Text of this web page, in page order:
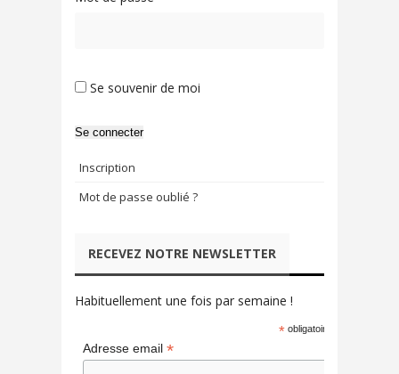
Se souvenir de moi
Se connecter
Inscription
Mot de passe oublié ?
RECEVEZ NOTRE NEWSLETTER
Habituellement une fois par semaine !
* obligatoire
Adresse email *